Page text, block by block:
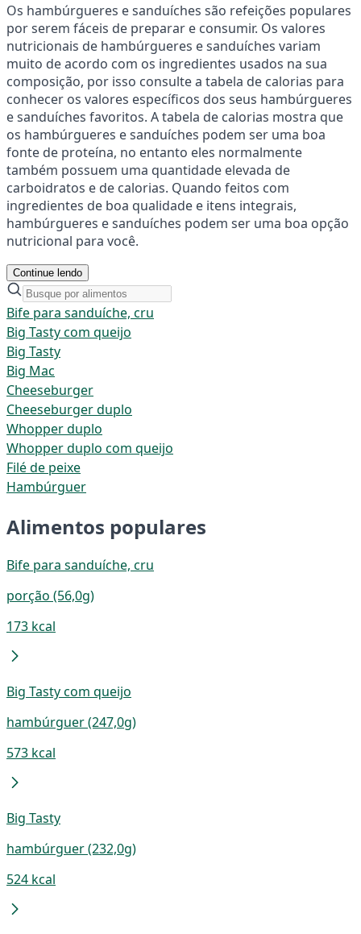
Os hambúrgueres e sanduíches são refeições populares
por serem fáceis de preparar e consumir. Os valores
nutricionais de hambúrgueres e sanduíches variam
muito de acordo com os ingredientes usados na sua
composição, por isso consulte a tabela de calorias para
conhecer os valores específicos dos seus hambúrgueres
e sanduíches favoritos. A tabela de calorias mostra que
os hambúrgueres e sanduíches podem ser uma boa
fonte de proteína, no entanto eles normalmente
também possuem uma quantidade elevada de
carboidratos e de calorias. Quando feitos com
ingredientes de boa qualidade e itens integrais,
hambúrgueres e sanduíches podem ser uma boa opção
nutricional para você.
Continue lendo
Bife para sanduíche, cru
Big Tasty com queijo
Big Tasty
Big Mac
Cheeseburger
Cheeseburger duplo
Whopper duplo
Whopper duplo com queijo
Filé de peixe
Hambúrguer
Alimentos populares
Bife para sanduíche, cru
porção (56,0g)
173 kcal
Big Tasty com queijo
hambúrguer (247,0g)
573 kcal
Big Tasty
hambúrguer (232,0g)
524 kcal